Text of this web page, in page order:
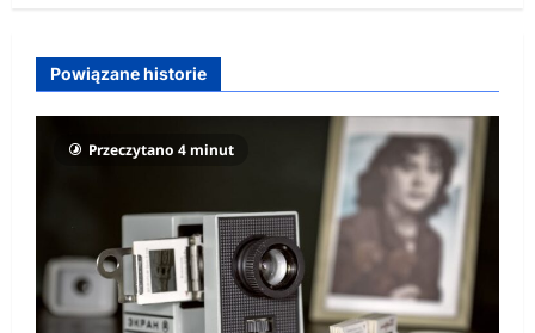
Powiązane historie
Przeczytano 4 minut